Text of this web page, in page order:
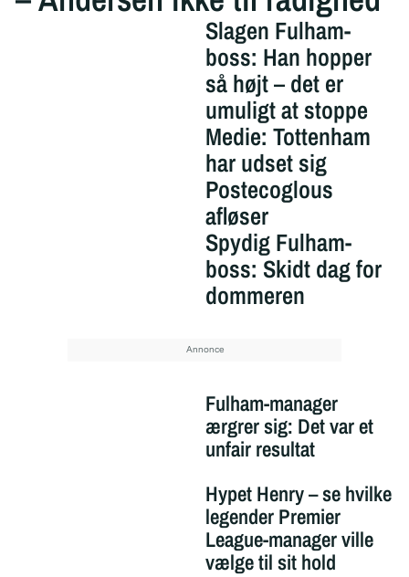
Slagen Fulham-
boss: Han hopper
så højt – det er
umuligt at stoppe
Medie: Tottenham
har udset sig
Postecoglous
afløser
Spydig Fulham-
boss: Skidt dag for
dommeren
Fulham-manager
ærgrer sig: Det var et
unfair resultat
Hypet Henry – se hvilke
legender Premier
League-manager ville
vælge til sit hold